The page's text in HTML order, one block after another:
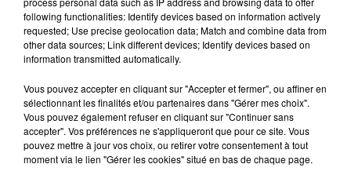
Le tournage est annoncé pour avril 2026 dans le
département du Nord et en Belgique, a précisé Netflix. A ce
stade, aucune date de diffusion n’est disponible.
TITRES DIFFUSÉS Voir plus
6h17
6h17 6h12
6h12 6h10
6h10
following functionalities: Identify devices based on information actively
requested; Use precise geolocation data; Match and combine data from
other data sources; Link different devices; Identify devices based on
information transmitted automatically.
Vous pouvez accepter en cliquant sur "Accepter et fermer", ou affiner en
sélectionnant les finalités et/ou partenaires dans "Gérer mes choix".
Vous pouvez également refuser en cliquant sur "Continuer sans
accepter". Vos préférences ne s'appliqueront que pour ce site. Vous
pouvez mettre à jour vos choix, ou retirer votre consentement à tout
moment via le lien "Gérer les cookies" situé en bas de chaque page.